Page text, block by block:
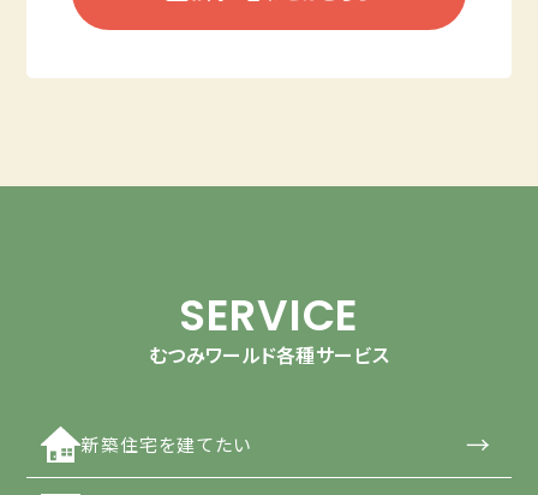
SERVICE
むつみワールド各種サービス
新築住宅を建てたい →